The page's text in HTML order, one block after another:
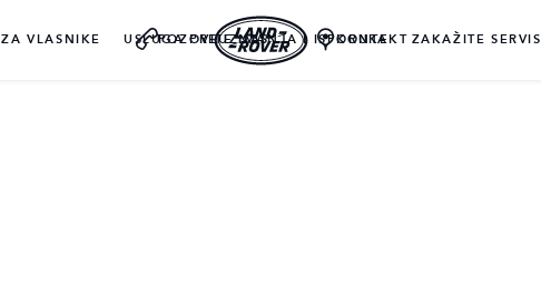
ZA VLASNIKE USLUGA PREUZIMANJA I ISPORUKE ZAKAŽITE SERVIS
POZOVITE NAS KONTAKT